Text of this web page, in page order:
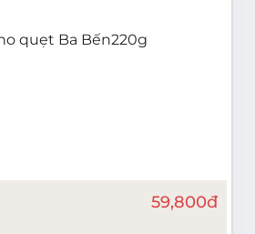
quẹt Ba Bến220g
59,800đ